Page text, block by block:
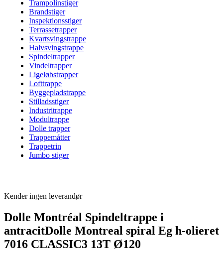
Trampolinstiger
Brandstiger
Inspektionsstiger
Terrassetrapper
Kvartsvingstrappe
Halvsvingstrappe
Spindeltrapper
Vindeltrapper
Ligeløbstrapper
Lofttrappe
Byggepladstrappe
Stilladsstiger
Industritrappe
Modultrappe
Dolle trapper
Trappemåtter
Trappetrin
Jumbo stiger
Kender ingen leverandør
Dolle Montréal Spindeltrappe i
antracitDolle Montreal spiral Eg h-olieret
7016 CLASSIC3 13T Ø120